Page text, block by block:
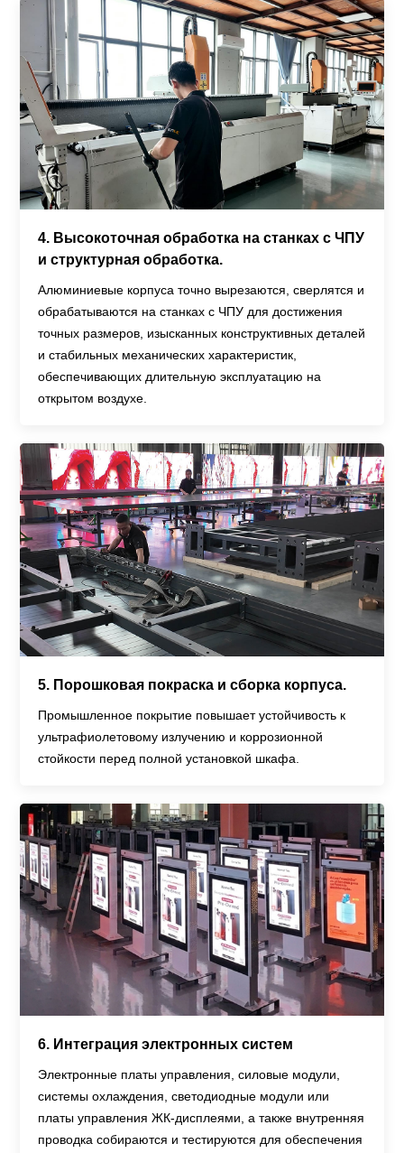
4. Высокоточная обработка на станках с ЧПУ
и структурная обработка.
Алюминиевые корпуса точно вырезаются, сверлятся и
обрабатываются на станках с ЧПУ для достижения
точных размеров, изысканных конструктивных деталей
и стабильных механических характеристик,
обеспечивающих длительную эксплуатацию на
открытом воздухе.
5. Порошковая покраска и сборка корпуса.
Промышленное покрытие повышает устойчивость к
ультрафиолетовому излучению и коррозионной
стойкости перед полной установкой шкафа.
6. Интеграция электронных систем
Электронные платы управления, силовые модули,
системы охлаждения, светодиодные модули или
платы управления ЖК-дисплеями, а также внутренняя
проводка собираются и тестируются для обеспечения